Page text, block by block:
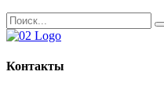
Контакты